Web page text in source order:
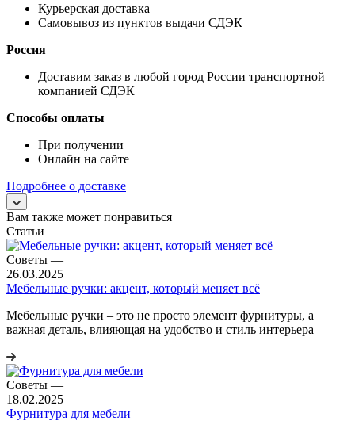
Курьерская доставка
Самовывоз из пунктов выдачи СДЭК
Россия
Доставим заказ в любой город России транспортной
компанией СДЭК
Способы оплаты
При получении
Онлайн на сайте
Подробнее о доставке
Вам также может понравиться
Статьи
Советы —
26.03.2025
Мебельные ручки: акцент, который меняет всё
Мебельные ручки – это не просто элемент фурнитуры, а
важная деталь, влияющая на удобство и стиль интерьера
Советы —
18.02.2025
Фурнитура для мебели